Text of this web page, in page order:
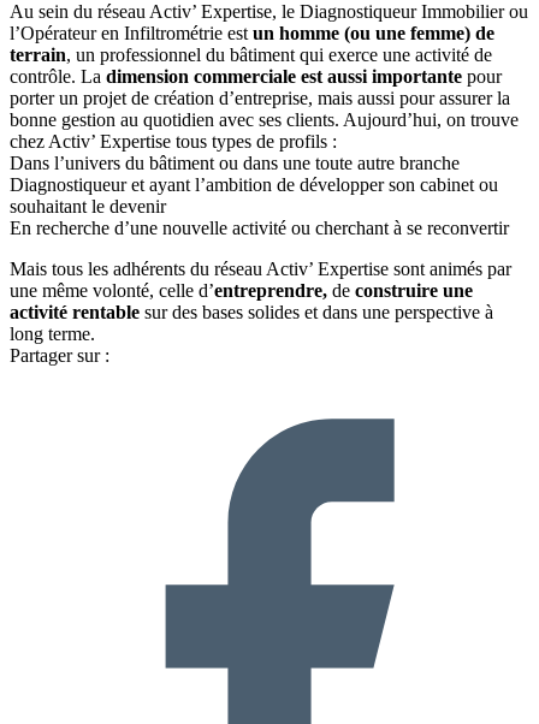
Au sein du réseau Activ’ Expertise, le Diagnostiqueur Immobilier ou
l’Opérateur en Infiltrométrie est un homme (ou une femme) de
terrain, un professionnel du bâtiment qui exerce une activité de
contrôle. La dimension commerciale est aussi importante pour
porter un projet de création d’entreprise, mais aussi pour assurer la
bonne gestion au quotidien avec ses clients. Aujourd’hui, on trouve
chez Activ’ Expertise tous types de profils :
Dans l’univers du bâtiment ou dans une toute autre branche
Diagnostiqueur et ayant l’ambition de développer son cabinet ou
souhaitant le devenir
En recherche d’une nouvelle activité ou cherchant à se reconvertir
Mais tous les adhérents du réseau Activ’ Expertise sont animés par
une même volonté, celle d’entreprendre, de construire une
activité rentable sur des bases solides et dans une perspective à
long terme.
Partager sur :